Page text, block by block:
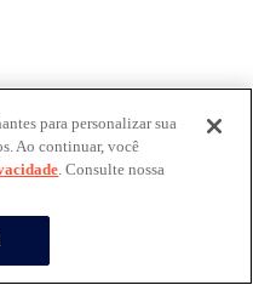
para personalizar sua
Ao continuar, você
. Consulte nossa